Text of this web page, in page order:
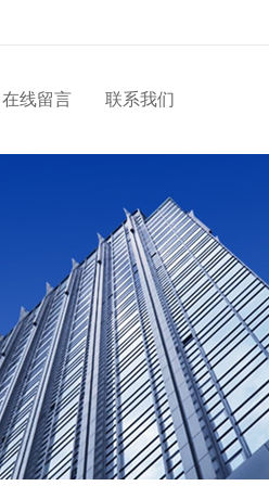
在线留言 联系我们